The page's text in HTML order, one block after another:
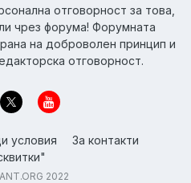
отговорност за това,
чрез форума! Форумната
на доброволен принцип и
отговорност.
условия
За контакти
2022